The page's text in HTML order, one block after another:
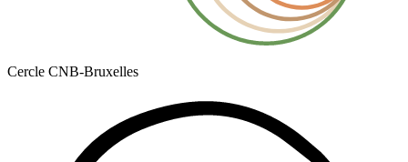
Cercle CNB-Bruxelles